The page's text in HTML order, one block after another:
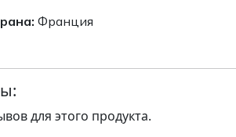
Франция
для этого продукта.